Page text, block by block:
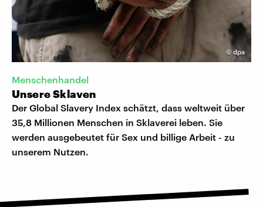
©dpa
Menschenhandel
Unsere Sklaven
Der Global Slavery Index schätzt, dass weltweit über
35,8 Millionen Menschen in Sklaverei leben. Sie
werden ausgebeutet für Sex und billige Arbeit - zu
unserem Nutzen.